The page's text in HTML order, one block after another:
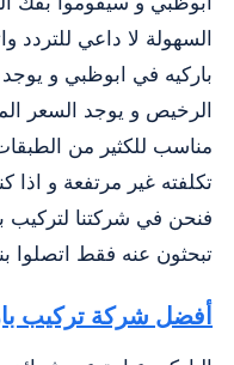
السهولة لا داعي للتردد
باركيه في ابوظبي و يوجد
الرخيص و يوجد السعر
مناسب للكثير من
تكلفته غير مرتفعة و اذا
فنحن في شركتنا لتركيب
تبحثون عنه فقط اتصلوا
أفضل شركة تركيب